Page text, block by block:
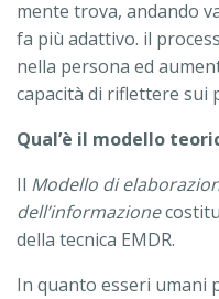
mente trova, andando
fa più adattivo. il
nella persona ed
capacità di riflettere sui
Qual’è il modello
Il Modello di
dell’informazione
della tecnica EMDR.
In quanto esseri umani